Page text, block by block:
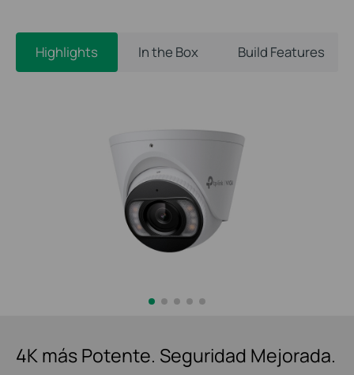
Highlights In the Box Build Features
4K más Potente. Seguridad Mejorada.